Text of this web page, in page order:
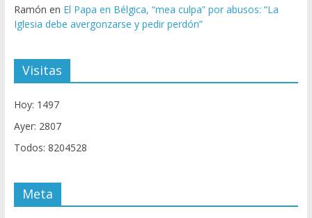
Ramón en El Papa en Bélgica, “mea culpa” por abusos: “La
Iglesia debe avergonzarse y pedir perdón”
Visitas
Hoy: 1497
Ayer: 2807
Todos: 8204528
Meta